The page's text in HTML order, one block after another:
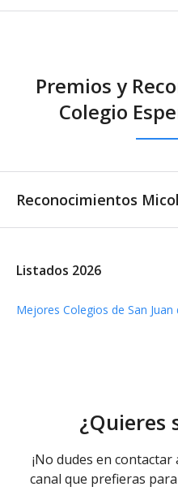
Comedor - Catering
externo
Premios y
Colegio
Reconocimientos
Listados 2026
Mejores Colegios de San
¿Quieres
¡No dudes en
canal que prefieras